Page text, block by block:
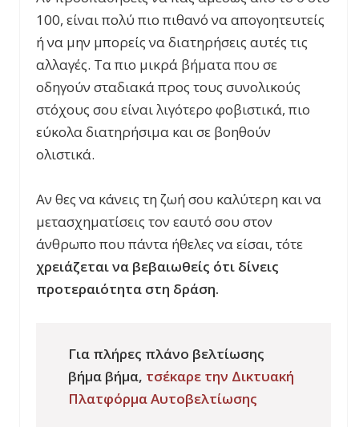
100, είναι πολύ πιο πιθανό να απογοητευτείς
ή να μην μπορείς να διατηρήσεις αυτές τις
αλλαγές. Τα πιο μικρά βήματα που σε
οδηγούν σταδιακά προς τους συνολικούς
στόχους σου είναι λιγότερο φοβιστικά, πιο
εύκολα διατηρήσιμα και σε βοηθούν
ολιστικά.
Αν θες να κάνεις τη ζωή σου καλύτερη και να
μετασχηματίσεις τον εαυτό σου στον
άνθρωπο που πάντα ήθελες να είσαι, τότε
χρειάζεται να βεβαιωθείς ότι δίνεις
προτεραιότητα στη δράση.
Για πλήρες πλάνο βελτίωσης
βήμα βήμα, τσέκαρε την Δικτυακή
Πλατφόρμα Αυτοβελτίωσης